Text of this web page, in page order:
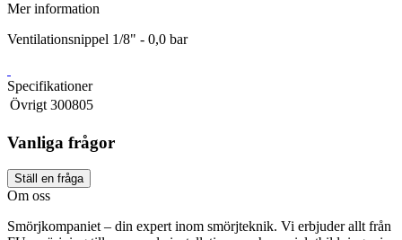
Mer information
Ventilationsnippel 1/8" - 0,0 bar
Specifikationer
Övrigt 300805
Vanliga frågor
Ställ en fråga
Om oss
Smörjkompaniet – din expert inom smörjteknik. Vi erbjuder allt från